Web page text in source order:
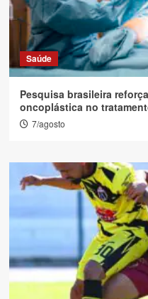
Saúde
Pesquisa brasileira
oncoplástica no
7/agosto